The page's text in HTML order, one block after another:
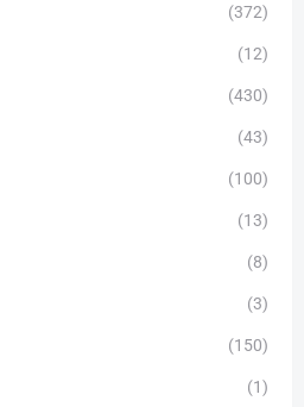
(372)
(12)
(430)
(43)
(100)
(13)
(8)
(3)
(150)
(1)